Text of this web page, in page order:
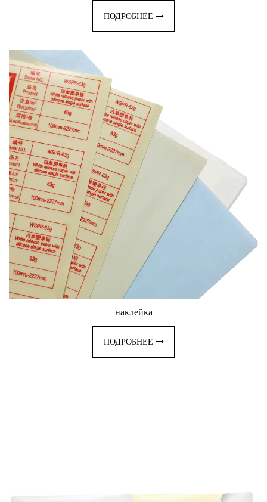
ПОДРОБНЕЕ
наклейка
ПОДРОБНЕЕ